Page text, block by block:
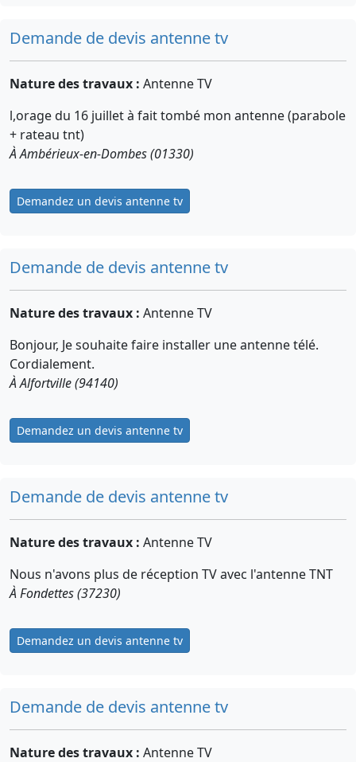
Demande de devis antenne tv
Nature des travaux : Antenne TV
l,orage du 16 juillet à fait tombé mon antenne (parabole
+ rateau tnt)
À Ambérieux-en-Dombes (01330)
Demandez un devis antenne tv
Demande de devis antenne tv
Nature des travaux : Antenne TV
Bonjour, Je souhaite faire installer une antenne télé.
Cordialement.
À Alfortville (94140)
Demandez un devis antenne tv
Demande de devis antenne tv
Nature des travaux : Antenne TV
Nous n'avons plus de réception TV avec l'antenne TNT
À Fondettes (37230)
Demandez un devis antenne tv
Demande de devis antenne tv
Nature des travaux : Antenne TV